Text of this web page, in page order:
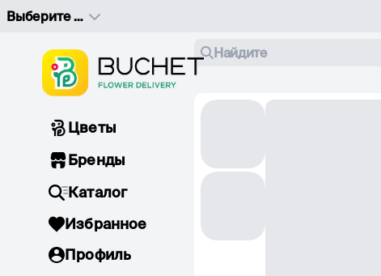
Выберите адрес доставки
Найдите
Цветы
Бренды
Каталог
Избранное
Профиль